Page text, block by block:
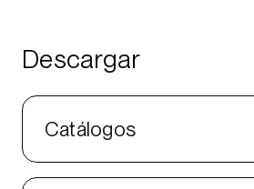
Descargar
Catálogos